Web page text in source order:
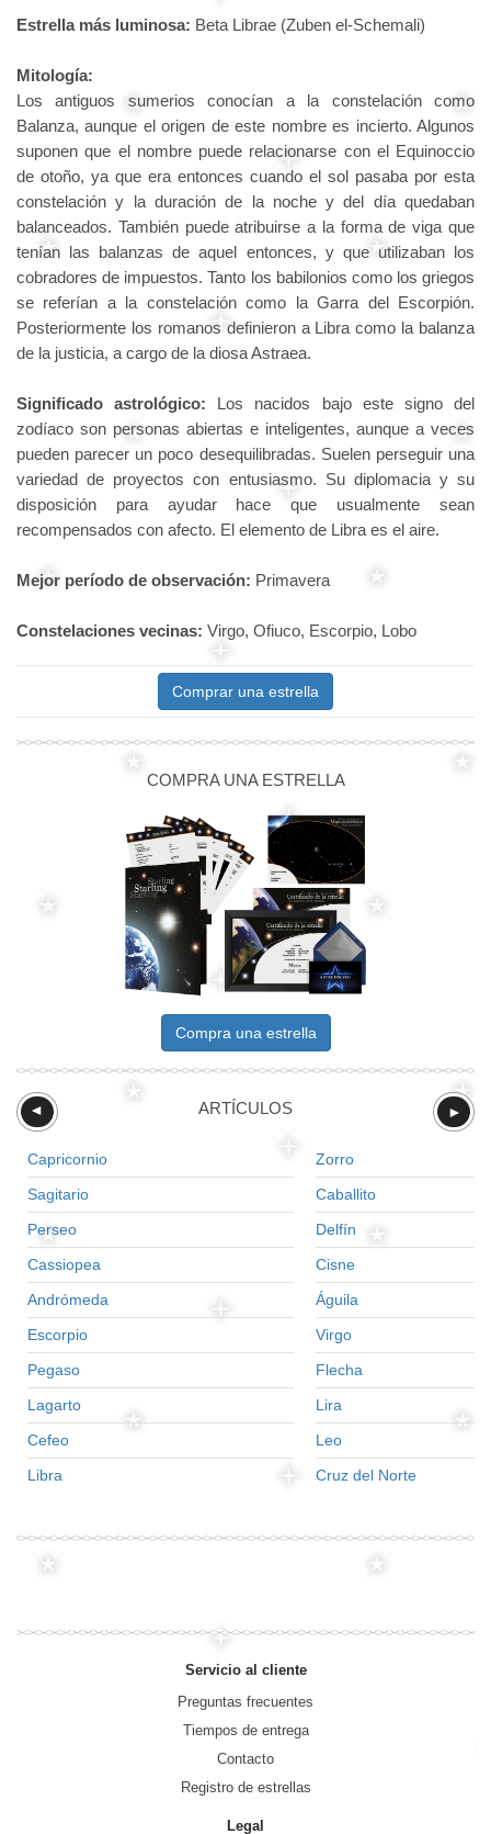
Estrella más luminosa: Beta Librae (Zuben el-Schemali)
Mitología:
Los antiguos sumerios conocían a la constelación como
Balanza, aunque el origen de este nombre es incierto. Algunos
suponen que el nombre puede relacionarse con el Equinoccio
de otoño, ya que era entonces cuando el sol pasaba por esta
constelación y la duración de la noche y del día quedaban
balanceados. También puede atribuirse a la forma de viga que
tenían las balanzas de aquel entonces, y que utilizaban los
cobradores de impuestos. Tanto los babilonios como los griegos
se referían a la constelación como la Garra del Escorpión.
Posteriormente los romanos definieron a Libra como la balanza
de la justicia, a cargo de la diosa Astraea.
Significado astrológico: Los nacidos bajo este signo del
zodíaco son personas abiertas e inteligentes, aunque a veces
pueden parecer un poco desequilibradas. Suelen perseguir una
variedad de proyectos con entusiasmo. Su diplomacia y su
disposición para ayudar hace que usualmente sean
recompensados con afecto. El elemento de Libra es el aire.
Mejor período de observación: Primavera
Constelaciones vecinas: Virgo, Ofiuco, Escorpio, Lobo
Comprar una estrella
COMPRA UNA ESTRELLA
Compra una estrella
ARTÍCULOS ►
►
Capricornio
Sagitario
Perseo
Cassiopea
Andrómeda
Escorpio
Pegaso
Lagarto
Cefeo
Libra
Zorro
Caballito
Delfín
Cisne
Águila
Virgo
Flecha
Lira
Leo
Cruz del Norte
Servicio al cliente
Preguntas frecuentes
Tiempos de entrega
Contacto
Registro de estrellas
Legal